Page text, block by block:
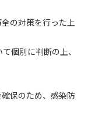
の対策を行った上
個別に判断の上、
保のため、感染防